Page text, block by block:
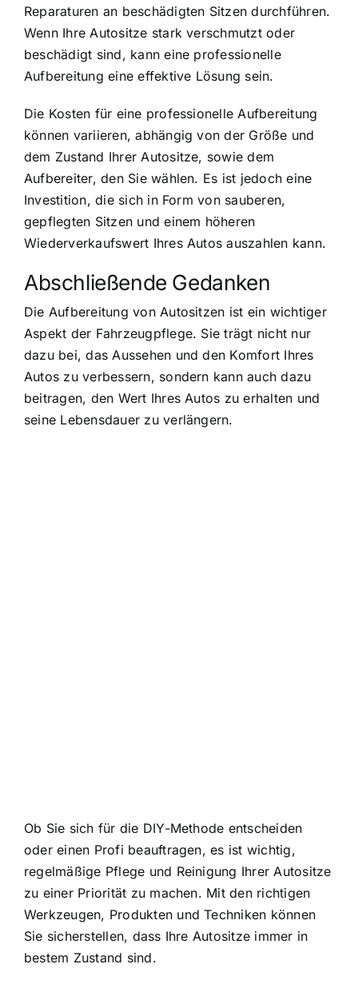
Reparaturen an beschädigten Sitzen durchführen.
Wenn Ihre Autositze stark verschmutzt oder
beschädigt sind, kann eine professionelle
Aufbereitung eine effektive Lösung sein.
Die Kosten für eine professionelle Aufbereitung
können variieren, abhängig von der Größe und
dem Zustand Ihrer Autositze, sowie dem
Aufbereiter, den Sie wählen. Es ist jedoch eine
Investition, die sich in Form von sauberen,
gepflegten Sitzen und einem höheren
Wiederverkaufswert Ihres Autos auszahlen kann.
Abschließende Gedanken
Die Aufbereitung von Autositzen ist ein wichtiger
Aspekt der Fahrzeugpflege. Sie trägt nicht nur
dazu bei, das Aussehen und den Komfort Ihres
Autos zu verbessern, sondern kann auch dazu
beitragen, den Wert Ihres Autos zu erhalten und
seine Lebensdauer zu verlängern.
Ob Sie sich für die DIY-Methode entscheiden
oder einen Profi beauftragen, es ist wichtig,
regelmäßige Pflege und Reinigung Ihrer Autositze
zu einer Priorität zu machen. Mit den richtigen
Werkzeugen, Produkten und Techniken können
Sie sicherstellen, dass Ihre Autositze immer in
bestem Zustand sind.